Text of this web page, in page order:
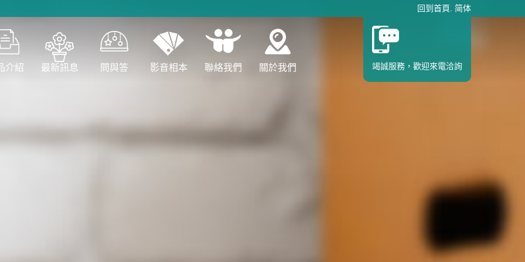
回到首頁 简体
介紹 最新訊息 問與答 影音相本 聯絡我們 關於我們 竭誠服務，歡迎來電洽詢